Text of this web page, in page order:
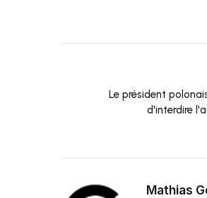
Le président
d'interdire
Mathias